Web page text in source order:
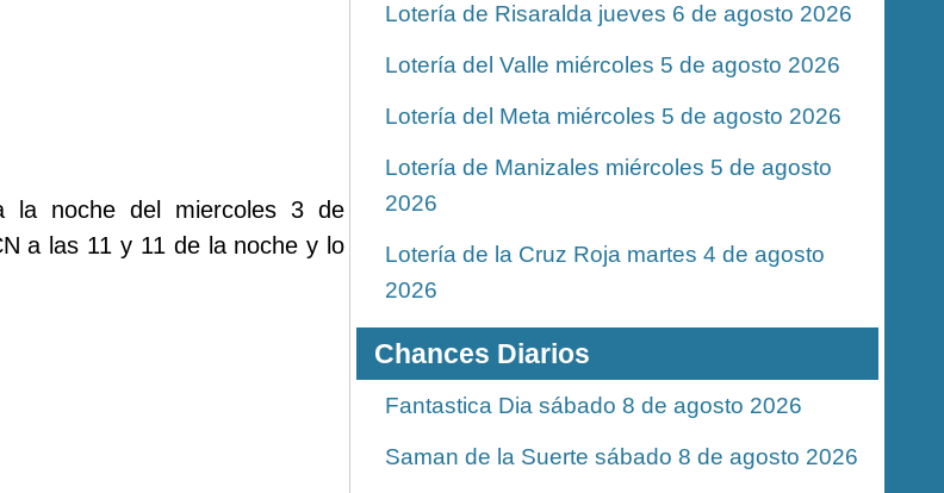
la noche del miercoles 3 de
a las 11 y 11 de la noche y lo
Lotería de Risaralda jueves 6 de agosto 2026
Lotería del Valle miércoles 5 de agosto 2026
Lotería del Meta miércoles 5 de agosto 2026
Lotería de Manizales miércoles 5 de agosto
2026
Lotería de la Cruz Roja martes 4 de agosto
2026
Chances Diarios
Fantastica Dia sábado 8 de agosto 2026
Saman de la Suerte sábado 8 de agosto 2026